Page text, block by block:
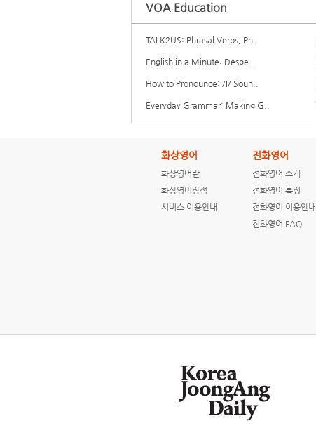
[ENGLISH NEWS]
more than $1
leave Amazon?
Convicted serial
killer praises ...
How are
hurricanes
named?
[ENGLISH NEWS]
[ENGLISH NEWS]
VOA Education
TALK2US: Phrasal Verbs, Ph..
English in a Minute: Despe..
How to Pronounce: /I/ Soun..
Everyday Grammar: Making G..
화상영어
화상영어란
화상영어장점
서비스 이용안내
전화영어
전화영어 소개
전화영어 특징
전화영어 이용안내
전화영어 FAQ